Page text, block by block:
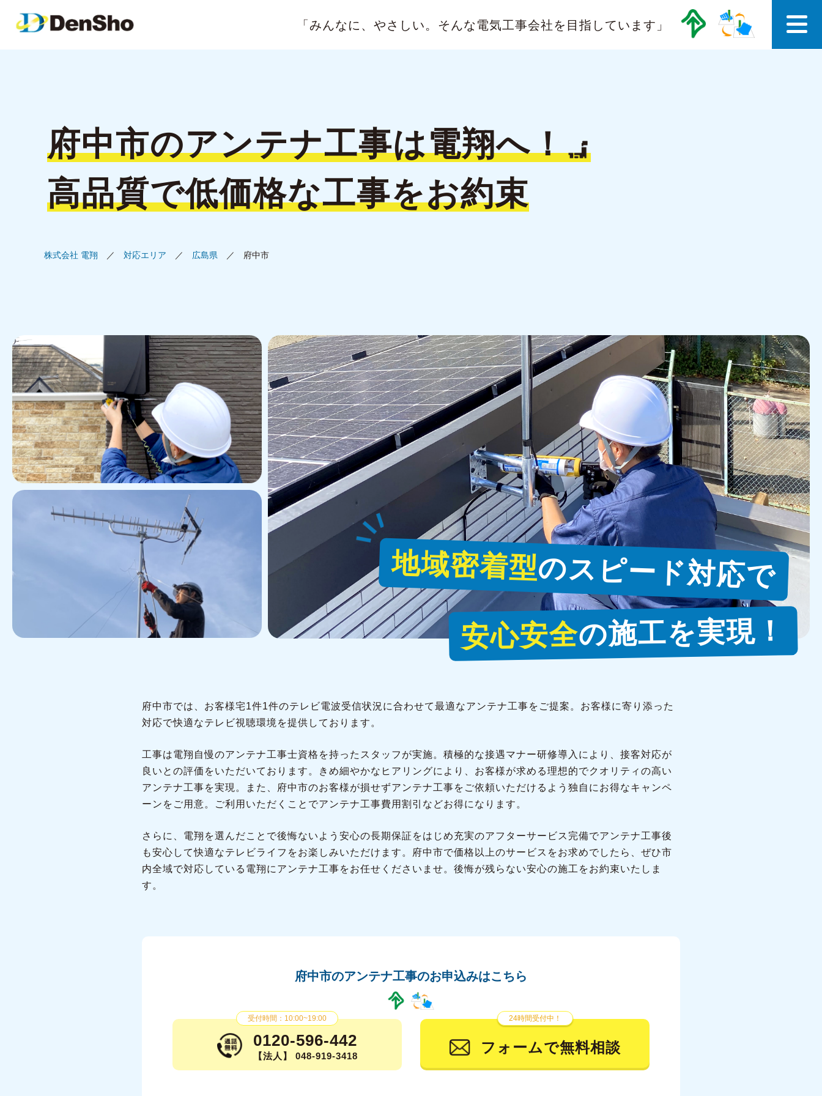
「みんなに、やさしい。 そんな電気工事会社を目指しています」
府中市のアンテナ工事は電翔へ！
高品質で低価格な工事をお約束
株式会社 電翔 対応エリア 広島県 府中市
地域密着型のスピード対応で
安心安全の施工を実現！
府中市では、お客様宅1件1件のテレビ電波受信状況に合わせて最適なアンテナ工事をご提案。お客様に寄り添った
対応で快適なテレビ視聴環境を提供しております。
工事は電翔自慢のアンテナ工事士資格を持ったスタッフが実施。積極的な接遇マナー研修導入により、接客対応が
良いとの評価をいただいております。きめ細やかなヒアリングにより、お客様が求める理想的でクオリティの高い
アンテナ工事を実現。また、府中市のお客様が損せずアンテナ工事をご依頼いただけるよう独自にお得なキャンペ
ーンをご用意。ご利用いただくことでアンテナ工事費用割引などお得になります。
さらに、電翔を選んだことで後悔ないよう安心の長期保証をはじめ充実のアフターサービス完備でアンテナ工事後
も安心して快適なテレビライフをお楽しみいただけます。府中市で価格以上のサービスをお求めでしたら、ぜひ市
内全域で対応している電翔にアンテナ工事をお任せくださいませ。後悔が残らない安心の施工をお約束いたしま
す。
府中市のアンテナ工事のお申込みはこちら
受付時間：10:00~19:00
0120-596-442
【法人】 048-919-3418
24時間受付中！
フォームで無料相談